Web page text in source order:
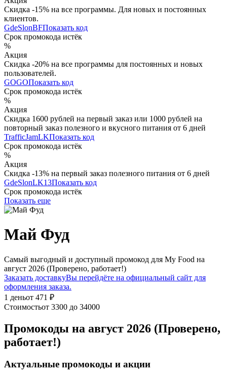
Скидка -15% на все программы. Для новых и постоянных
клиентов.
GdeSlonBFПоказать код
Срок промокода истёк
%
Акция
Скидка -20% на все программы для постоянных и новых
пользователей.
GOGOПоказать код
Срок промокода истёк
%
Акция
Скидка 1600 рублей на первый заказ или 1000 рублей на
повторный заказ полезного и вкусного питания от 6 дней
TrafficJamLKПоказать код
Срок промокода истёк
%
Акция
Скидка -13% на первый заказ полезного питания от 6 дней
GdeSlonLK13Показать код
Срок промокода истёк
Показать еще
Май Фуд
Самый выгодный и доступный промокод для My Food на
август 2026 (Проверено, работает!)
Заказать доставкуВы перейдёте на официальный сайт для
оформления заказа.
1 деньот 471 ₽
Стоимостьот 3300 до 34000
Промокоды на август 2026 (Проверено,
работает!)
Актуальные промокоды и акции